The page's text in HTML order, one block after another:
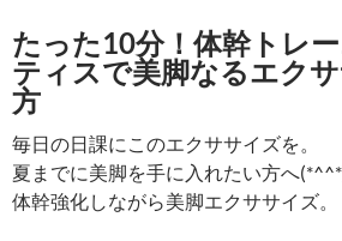
たった10分！体幹トレ
ティスで美脚なるエク
方
毎日の日課にこのエクササイズを。
夏までに美脚を手に入れたい方へ
体幹強化しながら美脚エクササイズ。